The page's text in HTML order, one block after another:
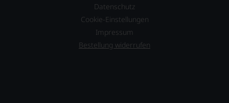
Datenschutz
Cookie-Einstellungen
Impressum
Bestellung widerrufen